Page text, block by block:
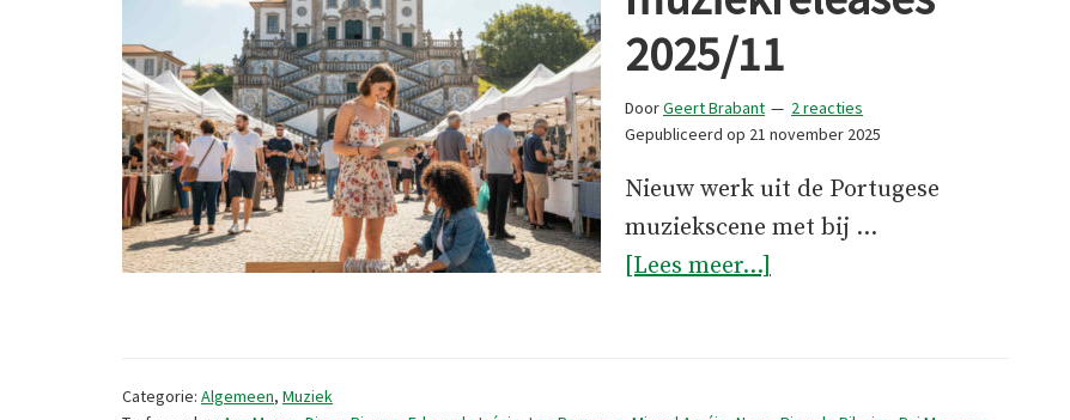
2025/11
DoorGeert Brabant
2 reacties
Gepubliceerd op 21 november 2025
Nieuw werk uit de Portugese
muziekscene met bij …
[Lees meer...]
Categorie: Algemeen, Muziek